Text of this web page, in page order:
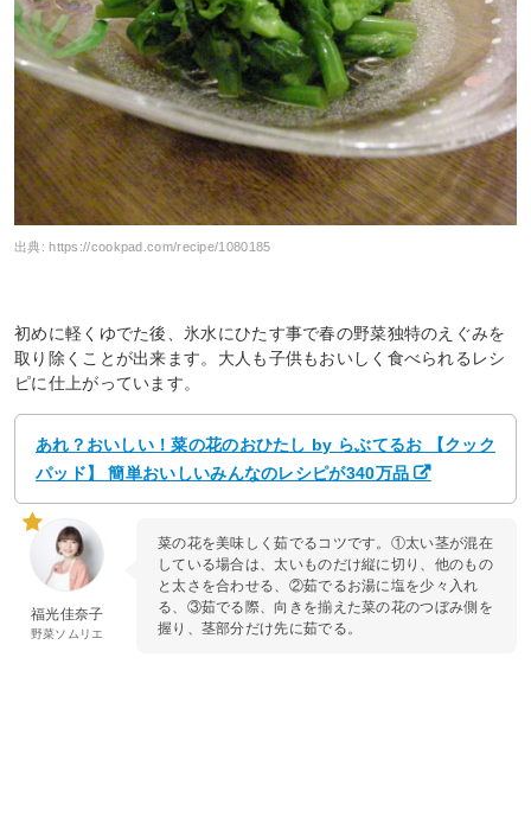
出典:https://cookpad.com/recipe/1080185
初めに軽くゆでた後、氷水にひたす事で春の野菜独特のえぐみを
取り除くことが出来ます。大人も子供もおいしく食べられるレシ
ピに仕上がっています。
あれ？おいしい！菜の花のおひたし by らぶてるお 【クック
パッド】 簡単おいしいみんなのレシピが340万品
福光佳奈子
野菜ソムリエ
菜の花を美味しく茹でるコツです。①太い茎が混在
している場合は、太いものだけ縦に切り、他のもの
と太さを合わせる、②茹でるお湯に塩を少々入れ
る、③茹でる際、向きを揃えた菜の花のつぼみ側を
握り、茎部分だけ先に茹でる。